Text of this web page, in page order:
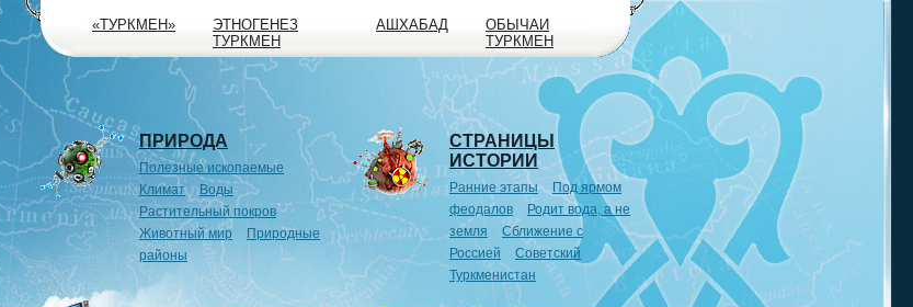
«ТУРКМЕН»
ЭТНОГЕНЕЗ
ТУРКМЕН
АШХАБАД
ОБЫЧАИ
ТУРКМЕН
ПРИРОДА
Полезные ископаемые
Климат
Воды
Растительный покров
Животный мир
Природные
районы
СТРАНИЦЫ
ИСТОРИИ
Ранние этапы
Под ярмом
феодалов
Родит вода, а не
земля
Сближение с
Россией
Советский
Туркменистан